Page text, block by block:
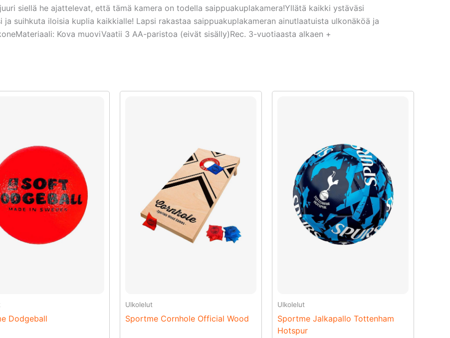
siellä he ajattelevat, että tämä kamera on todella saippuakuplakamera!Yllätä kaikki ystäväsi
suihkuta iloisia kuplia kaikkialle! Lapsi rakastaa saippuakuplakameran ainutlaatuista ulkonäköä ja
Kova muoviVaatii 3 AA-paristoa (eivät sisälly)Rec. 3-vuotiaasta alkaen +
Dodgeball
Ulkolelut
Sportme Cornhole Official Wood
Ulkolelut
Sportme Jalkapallo Tottenham
Hotspur